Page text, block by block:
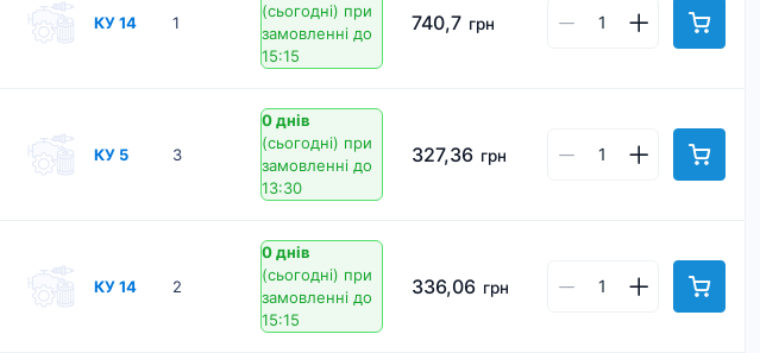
КУ 14 1
(сьогодні) при
замовленні до
15:15
740,7 грн
КУ 5 3
0 днів
(сьогодні) при
замовленні до
13:30
327,36 грн
КУ 14 2
0 днів
(сьогодні) при
замовленні до
15:15
336,06 грн